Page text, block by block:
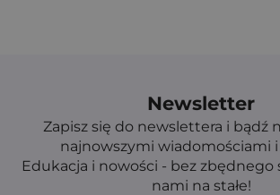
Newsletter
Zapisz się do newslettera i bądź
najnowszymi wiadomościami
Edukacja i nowości - bez zbędnego
nami na stałe!